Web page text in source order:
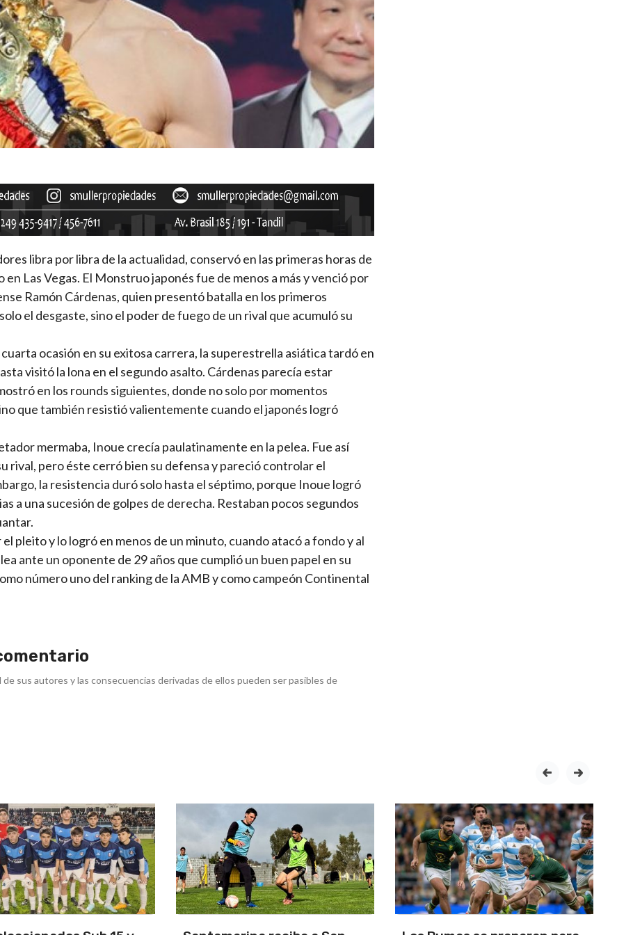
libra por libra de la actualidad, conservó en las primeras horas de
Las Vegas. El Monstruo japonés fue de menos a más y venció por
Ramón Cárdenas, quien presentó batalla en los primeros
el desgaste, sino el poder de fuego de un rival que acumuló su
ocasión en su exitosa carrera, la superestrella asiática tardó en
visitó la lona en el segundo asalto. Cárdenas parecía estar
en los rounds siguientes, donde no solo por momentos
que también resistió valientemente cuando el japonés logró
mermaba, Inoue crecía paulatinamente en la pelea. Fue así
rival, pero éste cerró bien su defensa y pareció controlar el
la resistencia duró solo hasta el séptimo, porque Inoue logró
a una sucesión de golpes de derecha. Restaban pocos segundos
pleito y lo logró en menos de un minuto, cuando atacó a fondo y al
ante un oponente de 29 años que cumplió un buen papel en su
número uno del ranking de la AMB y como campeón Continental
sus autores y las consecuencias derivadas de ellos pueden ser pasibles de
prev next